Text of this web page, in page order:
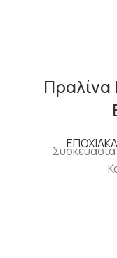
ΕΠΟΧΙΑΚΑ
Συσκευασία